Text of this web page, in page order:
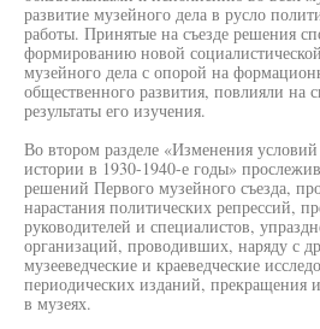
развитие музейного дела в русло
работы. Принятые на съезде решения
формированию новой
музейного дела с опорой на
общественного развития, повлияли на
результаты его изучения.
Во втором разделе «Изменения
истории в 1930-1940-е годы»
решений Первого музейного съезда,
нарастания политических репрессий,
руководителей и специалистов,
организаций, проводивших, наряду с
музееведческие и краеведческие
периодических изданий, прекращения
в музеях.